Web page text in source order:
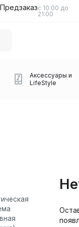
Предзаказс 10:00 до
21:00
Плееры
Виниловые
проигрыватели
Partybox
Компьютерные
Коврики с
Аксессуары и
LifeStyle
Зарядные